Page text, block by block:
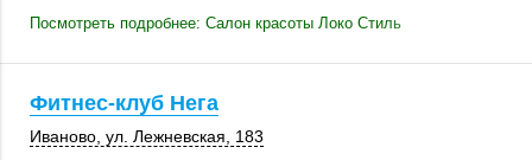
Посмотреть подробнее: Салон красоты Локо Стиль
Фитнес-клуб Нега
Иваново ул. Лежневская 183